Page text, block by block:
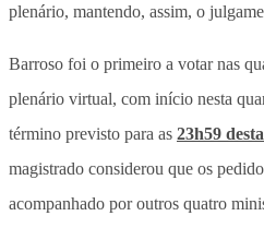
plenário, mantendo, assim, o
Barroso foi o primeiro a votar nas
plenário virtual, com início nesta
término previsto para as 23h59
magistrado considerou que os
acompanhado por outros quatro